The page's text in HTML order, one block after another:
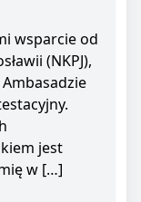
wsparcie od
(NKPJ),
jest
w […]